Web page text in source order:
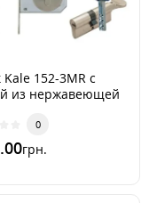
152-3MR с
из нержавеющей
0
грн.